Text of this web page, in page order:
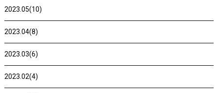
2023.05(10)
2023.04(8)
2023.03(6)
2023.02(4)